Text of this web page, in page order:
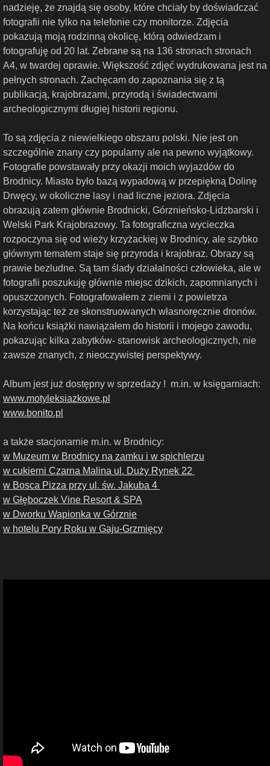
nadzieję, że znajdą się osoby, które chciały by doświadczać
fotografii nie tylko na telefonie czy monitorze. Zdjęcia
pokazują moją rodzinną okolicę, którą odwiedzam i
fotografuję od 20 lat. Zebrane są na 136 stronach stronach
A4, w twardej oprawie. Większość zdjęć wydrukowana jest na
pełnych stronach. Zachęcam do zapoznania się z tą
publikacją, krajobrazami, przyrodą i świadectwami
archeologicznymi długiej historii regionu.
To są zdjęcia z niewielkiego obszaru polski. Nie jest on
szczególnie znany czy popularny ale na pewno wyjątkowy.
Fotografie powstawały przy okazji moich wyjazdów do
Brodnicy. Miasto było bazą wypadową w przepiękną Dolinę
Drwęcy, w okoliczne lasy i nad liczne jeziora. Zdjęcia
obrazują zatem głównie Brodnicki, Górznieńsko-Lidzbarski i
Welski Park Krajobrazowy. Ta fotograficzna wycieczka
rozpoczyna się od wieży krzyżackiej w Brodnicy, ale szybko
głównym tematem staje się przyroda i krajobraz. Obrazy są
prawie bezludne. Są tam ślady działalności człowieka, ale w
fotografii poszukuję głównie miejsc dzikich, zapomnianych i
opuszczonych. Fotografowałem z ziemi i z powietrza
korzystając też ze skonstruowanych własnoręcznie dronów.
Na końcu książki nawiązałem do historii i mojego zawodu,
pokazując kilka zabytków- stanowisk archeologicznych, nie
zawsze znanych, z nieoczywistej perspektywy.
Album jest już dostępny w sprzedaży ! m.in. w księgarniach:
www.motyleksiazkowe.pl
www.bonito.pl
a także stacjonarnie m.in. w Brodnicy:
w Muzeum w Brodnicy na zamku i w spichlerzu
w cukierni Czarna Malina ul. Duży Rynek 22
w Bosca Pizza przy ul. św. Jakuba 4
w Głęboczek Vine Resort & SPA
w Dworku Wapionka w Górznie
w hotelu Pory Roku w Gaju-Grzmięcy